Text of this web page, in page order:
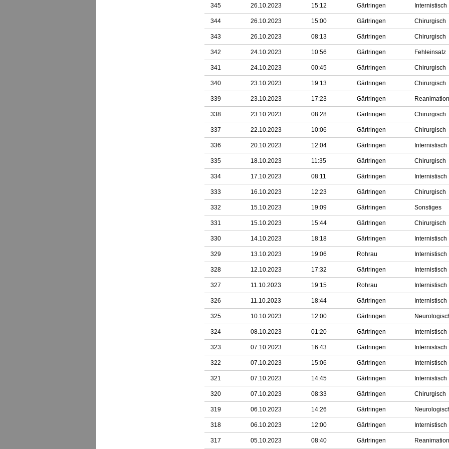
345 26.10.2023 15:12 Gärtringen Internistisch
344 26.10.2023 15:00 Gärtringen Chirurgisch
343 26.10.2023 08:13 Gärtringen Chirurgisch
342 24.10.2023 10:56 Gärtringen Fehleinsatz
341 24.10.2023 00:45 Gärtringen Chirurgisch
340 23.10.2023 19:13 Gärtringen Chirurgisch
339 23.10.2023 17:23 Gärtringen Reanimation
338 23.10.2023 08:28 Gärtringen Chirurgisch
337 22.10.2023 10:06 Gärtringen Chirurgisch
336 20.10.2023 12:04 Gärtringen Internistisch
335 18.10.2023 11:35 Gärtringen Chirurgisch
334 17.10.2023 08:11 Gärtringen Internistisch
333 16.10.2023 12:23 Gärtringen Chirurgisch
332 15.10.2023 19:09 Gärtringen Sonstiges
331 15.10.2023 15:44 Gärtringen Chirurgisch
330 14.10.2023 18:18 Gärtringen Internistisch
329 13.10.2023 19:06 Rohrau Internistisch
328 12.10.2023 17:32 Gärtringen Internistisch
327 11.10.2023 19:15 Rohrau Internistisch
326 11.10.2023 18:44 Gärtringen Internistisch
325 10.10.2023 12:00 Gärtringen
324 08.10.2023 01:20 Gärtringen Internistisch
323 07.10.2023 16:43 Gärtringen Internistisch
322 07.10.2023 15:06 Gärtringen Internistisch
321 07.10.2023 14:45 Gärtringen Internistisch
320 07.10.2023 08:33 Gärtringen Chirurgisch
319 06.10.2023 14:26 Gärtringen
318 06.10.2023 12:00 Gärtringen Internistisch
317 05.10.2023 08:40 Gärtringen Reanimation